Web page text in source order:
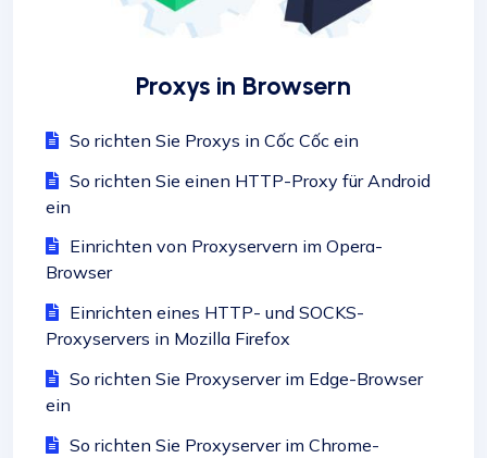
Proxys in Browsern
So richten Sie Proxys in Cốc Cốc ein
So richten Sie einen HTTP-Proxy für Android
ein
Einrichten von Proxyservern im Opera-
Browser
Einrichten eines HTTP- und SOCKS-
Proxyservers in Mozilla Firefox
So richten Sie Proxyserver im Edge-Browser
ein
So richten Sie Proxyserver im Chrome-